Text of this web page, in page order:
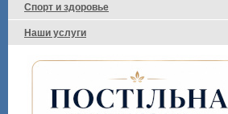
Спорт и здоровье
Наши услуги